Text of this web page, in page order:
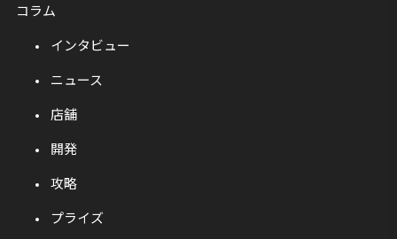
コラム
インタビュー
ニュース
店舗
開発
攻略
プライズ